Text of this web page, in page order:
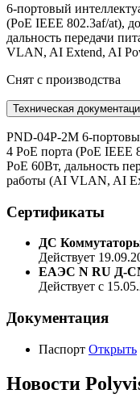
6-портовый
(PoE IEEE 802.3af/at),
дальность передачи
VLAN, AI Extend, AI
Снят с производства
Техническая
PND-04P-2M 6-
4 PoE порта (PoE IEEE
PoE 60Вт, дальность
работы (AI VLAN, AI
Сертификаты
ДС
Действует
ЕАЭС N RU Д-
Действует с
Документация
Паспорт Открыть
Новости